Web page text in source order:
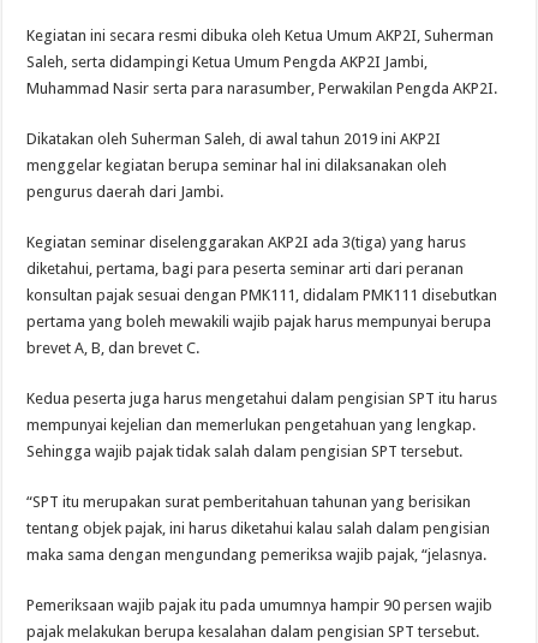
Kegiatan ini secara resmi dibuka oleh Ketua Umum AKP2I, Suherman
Saleh, serta didampingi Ketua Umum Pengda AKP2I Jambi,
Muhammad Nasir serta para narasumber, Perwakilan Pengda AKP2I.
Dikatakan oleh Suherman Saleh, di awal tahun 2019 ini AKP2I
menggelar kegiatan berupa seminar hal ini dilaksanakan oleh
pengurus daerah dari Jambi.
Kegiatan seminar diselenggarakan AKP2I ada 3(tiga) yang harus
diketahui, pertama, bagi para peserta seminar arti dari peranan
konsultan pajak sesuai dengan PMK111, didalam PMK111 disebutkan
pertama yang boleh mewakili wajib pajak harus mempunyai berupa
brevet A, B, dan brevet C.
Kedua peserta juga harus mengetahui dalam pengisian SPT itu harus
mempunyai kejelian dan memerlukan pengetahuan yang lengkap.
Sehingga wajib pajak tidak salah dalam pengisian SPT tersebut.
“SPT itu merupakan surat pemberitahuan tahunan yang berisikan
tentang objek pajak, ini harus diketahui kalau salah dalam pengisian
maka sama dengan mengundang pemeriksa wajib pajak, “jelasnya.
Pemeriksaan wajib pajak itu pada umumnya hampir 90 persen wajib
pajak melakukan berupa kesalahan dalam pengisian SPT tersebut.